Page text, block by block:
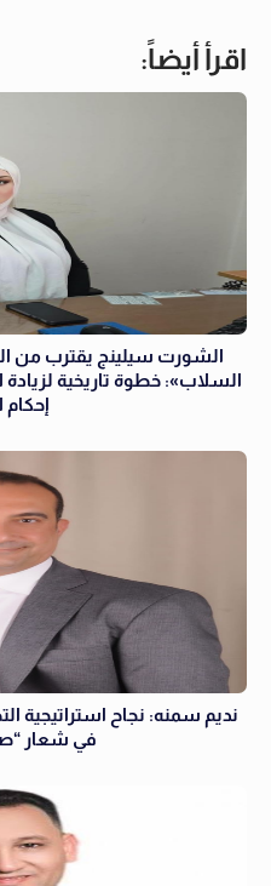
اقرأ أيضاً:
الشورت سيلينج يقترب من
السلاب»: خطوة تاريخية
إحكام
نديم سمنه: نجاح استراتيجية
في شعار